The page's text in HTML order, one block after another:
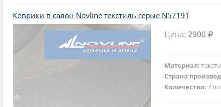
Коврики в салон Novline текстиль серые N57191
Цена:2900
Материал:
Страна
Количество:7